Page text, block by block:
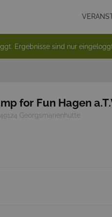
Ergebnisse sind nur
for Fun Hagen
49124 Georgsmarienhütte